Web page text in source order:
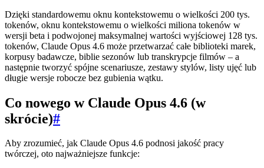
Dzięki standardowemu oknu kontekstowemu o wielkości 200 tys.
tokenów, oknu kontekstowemu o wielkości miliona tokenów w
wersji beta i podwojonej maksymalnej wartości wyjściowej 128 tys.
tokenów, Claude Opus 4.6 może przetwarzać całe biblioteki marek,
korpusy badawcze, biblie sezonów lub transkrypcje filmów – a
następnie tworzyć spójne scenariusze, zestawy stylów, listy ujęć lub
długie wersje robocze bez gubienia wątku.
Co nowego w Claude Opus 4.6 (w
skrócie)#
Aby zrozumieć, jak Claude Opus 4.6 podnosi jakość pracy
twórczej, oto najważniejsze funkcje: